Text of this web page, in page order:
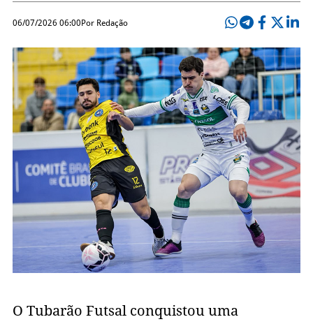
06/07/2026 06:00Por Redação
O Tubarão Futsal conquistou uma